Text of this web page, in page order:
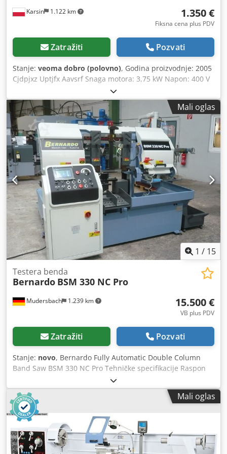
isporuke: - 3-čeljusna samohvatajuća glava PS3-315 mm /
D8 - Stezna ploča 630 mm - Fiksna podrška 260 mm -
Centrirajući šiljci (1x fiksni / 1x pokretni) - Elektromagnetna
kočnica vretena - Bezbednosna nožna kočnica - Sistem
hlađenja - LED osvetljenje - Zupčanici za promenu brzina -
Alati za rukovanje - Revolverska glava sa 40 pozicija i set
držača sa 4 umetka (Multifix) - Digitalni 3-osni displej -
Zakonom propisane sigurnosne zaštite - Kompletna
tehnička dokumentacija na poljskom jeziku - CE sertifikat -
24 meseca garancije za sve komponente bez dodatnih
troškova
Karsin 1.122 km 1.350 €
Fiksna cena plus PDV
Zatražiti Pozvati
Stanje: veoma dobro (polovno), Godina proizvodnje: 2005
Cjdpjxz Uptjfx Aavsrf Snaga motora: 3,75 kW Napon: 400 V
Težina: 355 kg Maks. visina sečenja: oko 410 mm
Mali oglas
1 / 15
Mudersbach 1.239 km
Testera benda
Bernardo BSM 330 NC Pro
15.500 €
VB plus PDV
Zatražiti Pozvati
Stanje: novo, Bernardo Fully Automatic Double Column
Band Saw BSM 330 NC Pro Tehničke specifikacije Raspon
sečenja okrugli: 90° 330 mm Ravna oblast sečenja: 90° 330
x 330 mm Kvadratna oblast sečenja: 90° 330 x 330 mm
Radna visina: 635 mm Brzine sečenja: (NC PRO) 20 - 80
m/min Dimenzije testere benda: 4115 x 34 x 1.1 mm
Pumpa za hlađenje: 0.135 kW Cedpjqzhxiofx Aavsrf
Hidraulična pumpa za motornu energiju: 0.75 kW Snaga
motora: 4.0 kW Dimenzija mašine: (LxDxH) 2520 x 2280 x
Mali oglas